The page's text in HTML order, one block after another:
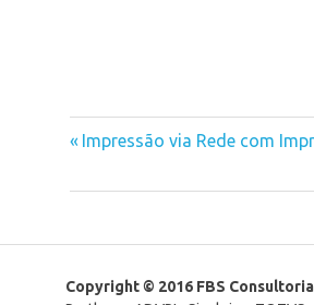
Post
Previous
Impressão via Rede com
Copyright © 2016 FBS